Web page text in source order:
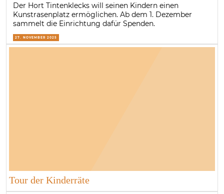
Der Hort Tintenklecks will seinen Kindern einen
Kunstrasenplatz ermöglichen. Ab dem 1. Dezember
sammelt die Einrichtung dafür Spenden.
27. NOVEMBER 2025
Tour der Kinderräte